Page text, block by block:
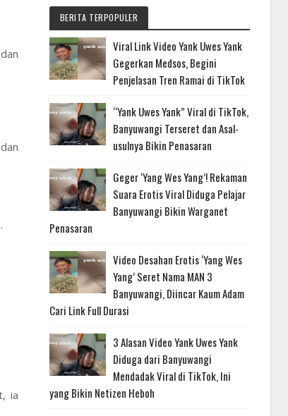
ia
BERITA TERPOPULER
Viral Link Video Yank Uwes Yank
Gegerkan Medsos, Begini
Penjelasan Tren Ramai di TikTok
“Yank Uwes Yank” Viral di TikTok,
Banyuwangi Terseret dan Asal-
usulnya Bikin Penasaran
Geger ‘Yang Wes Yang’! Rekaman
Suara Erotis Viral Diduga Pelajar
Banyuwangi Bikin Warganet
Penasaran
Video Desahan Erotis ‘Yang Wes
Yang’ Seret Nama MAN 3
Banyuwangi, Diincar Kaum Adam
Cari Link Full Durasi
3 Alasan Video Yank Uwes Yank
Diduga dari Banyuwangi
Mendadak Viral di TikTok, Ini
yang Bikin Netizen Heboh